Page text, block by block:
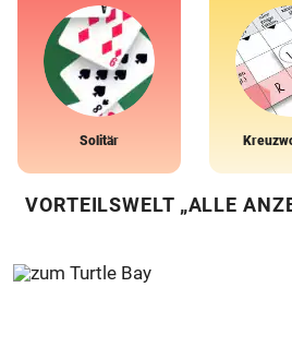
Solitär
VORTEILSWELT „ALLE